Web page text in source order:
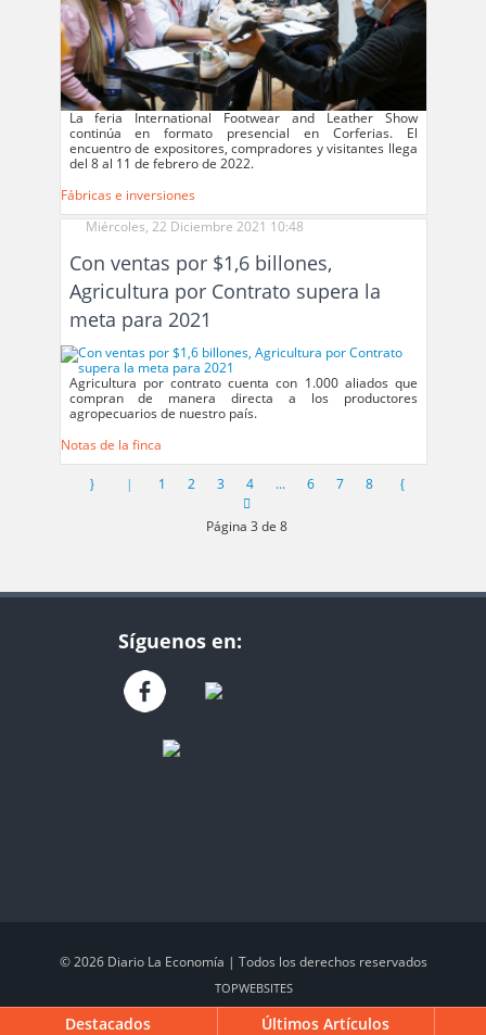
La feria International Footwear and Leather Show
continúa en formato presencial en Corferias. El
encuentro de expositores, compradores y visitantes llega
del 8 al 11 de febrero de 2022.
Fábricas e inversiones
Miércoles, 22 Diciembre 2021 10:48
Con ventas por $1,6 billones,
Agricultura por Contrato supera la
meta para 2021
Agricultura por contrato cuenta con 1.000 aliados que
compran de manera directa a los productores
agropecuarios de nuestro país.
Notas de la finca
1 2 3 4 ... 6 7 8
Página 3 de 8
Síguenos en:
© 2026 Diario La Economía | Todos los derechos reservados
TOPWEBSITES
Destacados Últimos Artículos